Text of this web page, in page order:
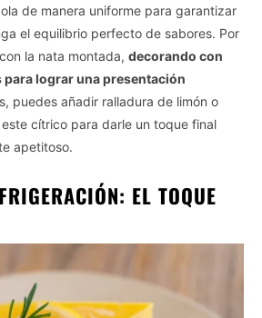
de manera uniforme para garantizar
el equilibrio perfecto de sabores. Por
la nata montada, decorando con
lograr una presentación
puedes añadir ralladura de limón o
cítrico para darle un toque final
apetitoso.
EL TOQUE